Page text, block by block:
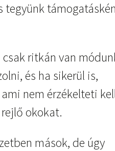
tegyünk
ritkán van
és ha sikerül is,
nem érzékelteti
okokat.
mások, de úgy